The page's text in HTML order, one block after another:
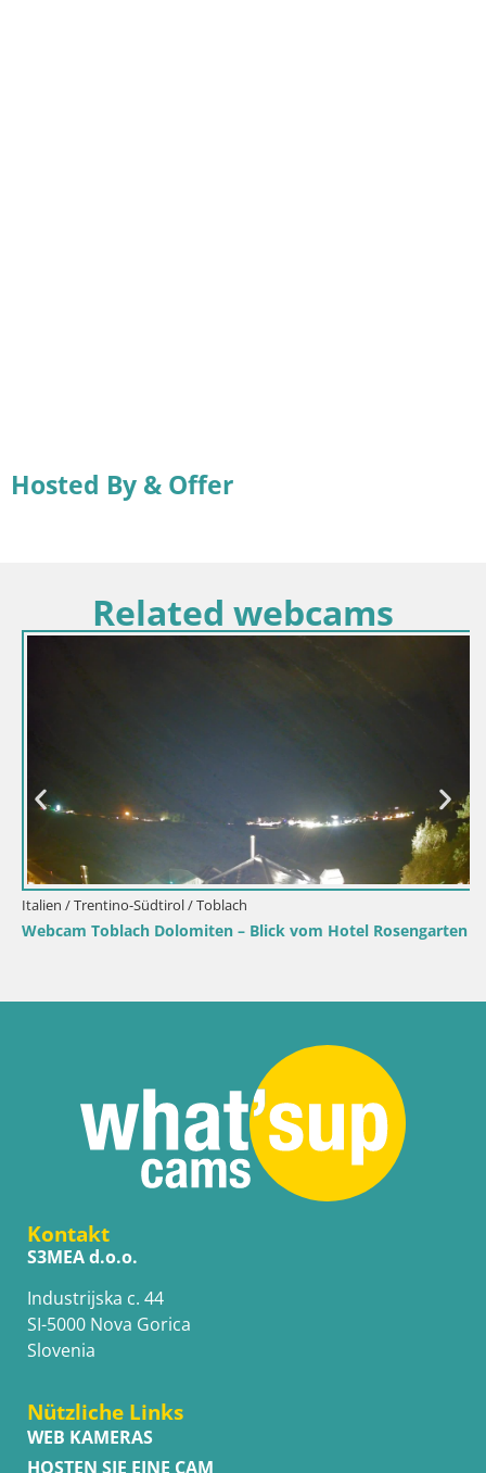
Hosted By & Offer
Related webcams
Italien / Trentino-Südtirol / Toblach
Webcam Toblach Dolomiten – Blick vom Hotel Rosengarten
Kontakt
S3MEA d.o.o.
Industrijska c. 44
SI-5000 Nova Gorica
Slovenia
Nützliche Links
WEB KAMERAS
HOSTEN SIE EINE CAM